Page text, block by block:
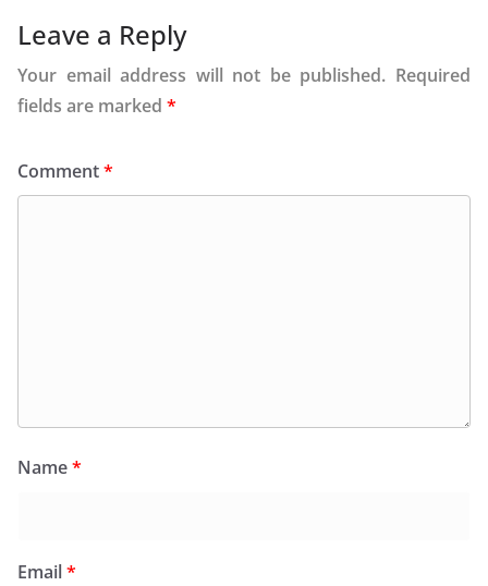
Leave a Reply
Your email address will not be published. Required
fields are marked *
Comment*
Name*
Email*